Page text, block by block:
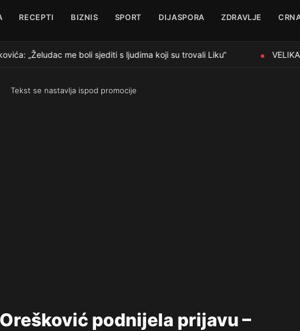
RECEPTI BIZNIS SPORT DIJASPORA ZDRAVLJE
„Želudac me boli sjediti s ljudima koji su trovali Liku“
Tekst se nastavlja ispod promocije
Orešković podnijela prijavu –